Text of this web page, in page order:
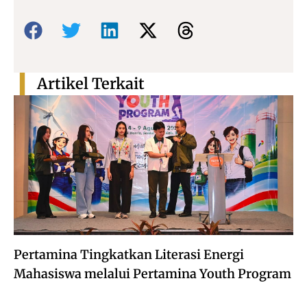
Bagikan:
Pertamina Tingkatkan Literasi Energi
Mahasiswa melalui Pertamina Youth Program
Artikel Terkait